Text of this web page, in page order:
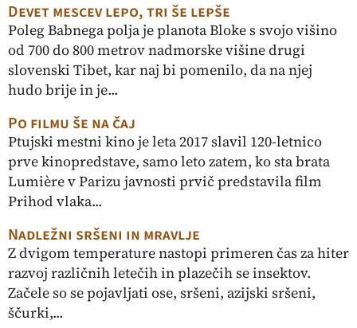
Devet mescev lepo, tri še lepše
Poleg Babnega polja je planota Bloke s svojo višino
od 700 do 800 metrov nadmorske višine drugi
slovenski Tibet, kar naj bi pomenilo, da na njej
hudo brije in je...
Po filmu še na čaj
Ptujski mestni kino je leta 2017 slavil 120-letnico
prve kinopredstave, samo leto zatem, ko sta brata
Lumière v Parizu javnosti prvič predstavila film
Prihod vlaka...
Nadležni sršeni in mravlje
Z dvigom temperature nastopi primeren čas za hiter
razvoj različnih letečih in plazečih se insektov.
Začele so se pojavljati ose, sršeni, azijski sršeni,
ščurki,...